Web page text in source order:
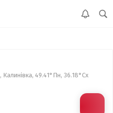
Калинівка, 49.41°Пн, 36.18°Сх